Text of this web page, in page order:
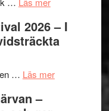
med
Fox
och
Scully
stipendium
Det
grönaste
–
2026 – I
… Läs merom
–